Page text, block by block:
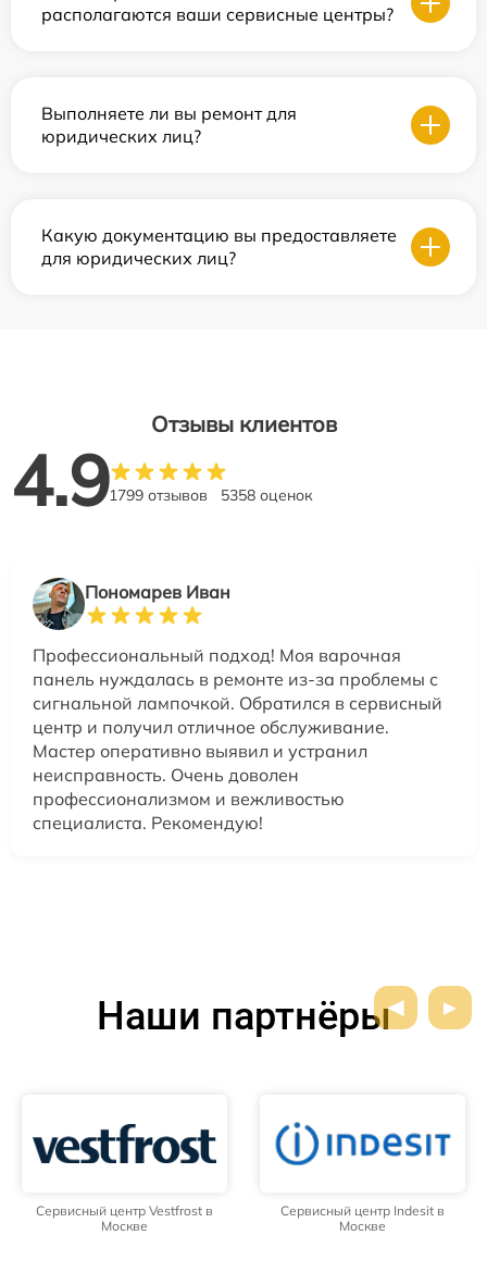
располагаются ваши сервисные центры?
Выполняете ли вы ремонт для
юридических лиц?
Какую документацию вы предоставляете
для юридических лиц?
Отзывы клиентов
4.91799 отзывов 5358 оценок
Пономарев Иван
Профессиональный подход! Моя варочная
панель нуждалась в ремонте из-за проблемы с
сигнальной лампочкой. Обратился в сервисный
центр и получил отличное обслуживание.
Мастер оперативно выявил и устранил
неисправность. Очень доволен
профессионализмом и вежливостью
специалиста. Рекомендую!
Наши партнёры
Сервисный центр Vestfrost в
Москве
Сервисный центр Indesit в
Москве